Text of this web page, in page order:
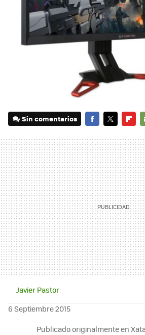
Sin comentarios
Javier Pastor
6 Septiembre 2015
Publicado originalmente en